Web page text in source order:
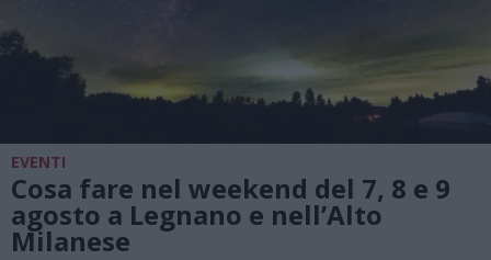
EVENTI
Cosa fare nel weekend del 7, 8 e 9
agosto a Legnano e nell’Alto
Milanese